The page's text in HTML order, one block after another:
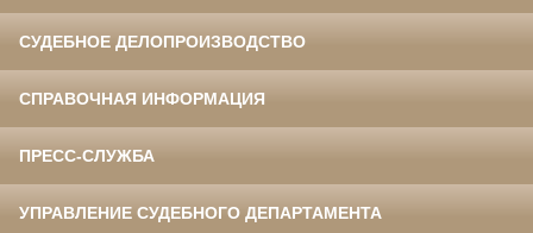
СУДЕБНОЕ ДЕЛОПРОИЗВОДСТВО
СПРАВОЧНАЯ ИНФОРМАЦИЯ
ПРЕСС-СЛУЖБА
УПРАВЛЕНИЕ СУДЕБНОГО ДЕПАРТАМЕНТА